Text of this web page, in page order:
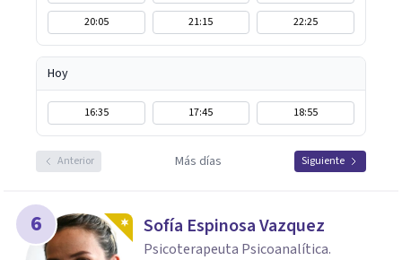
20:05
21:15 22:25
Hoy
16:35 17:45 18:55
Anterior Más días Siguiente
6 Sofía Espinosa Vazquez
Psicoterapeuta Psicoanalítica.